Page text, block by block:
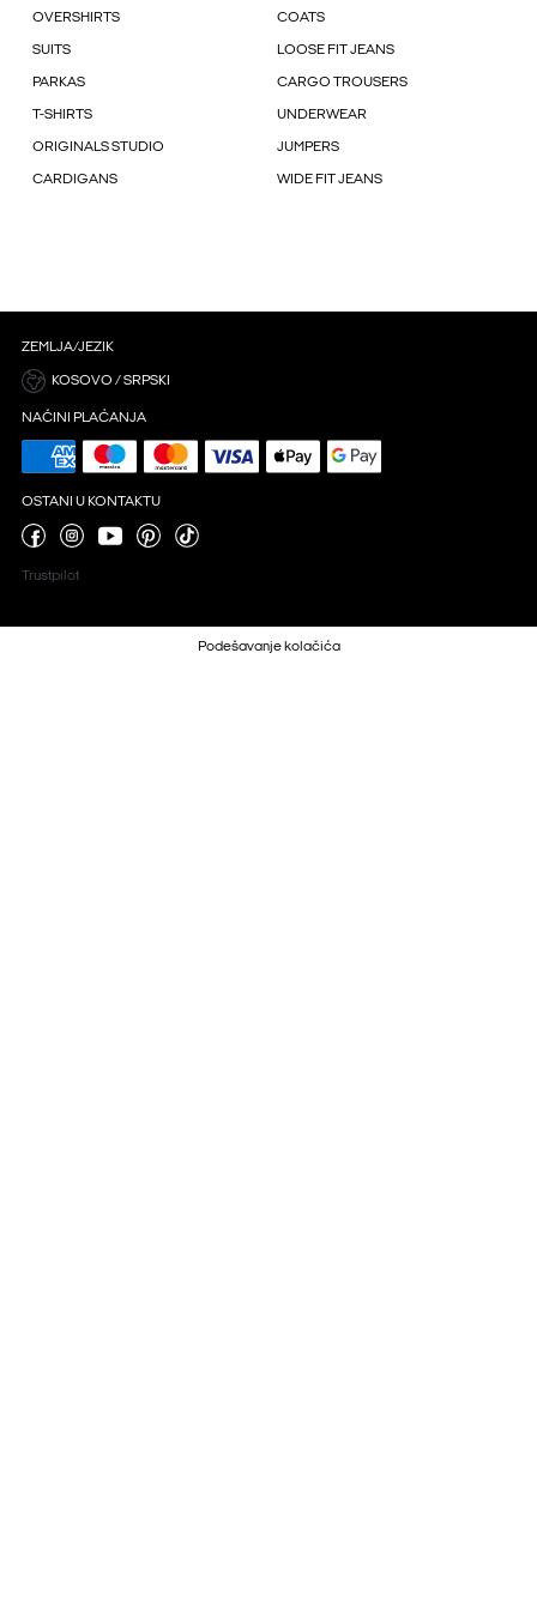
OVERSHIRTS COATS
SUITS LOOSE FIT JEANS
PARKAS CARGO TROUSERS
T-SHIRTS UNDERWEAR
ORIGINALS STUDIO JUMPERS
CARDIGANS WIDE FIT JEANS
ZEMLJA/JEZIK
KOSOVO / SRPSKI
NAČINI PLAĆANJA
OSTANI U KONTAKTU
Trustpilot
Podešavanje kolačića